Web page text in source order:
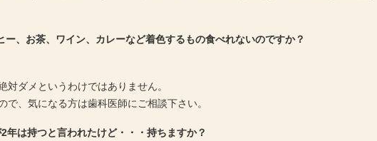
、お茶、ワイン、カレーなど着色するもの食べれないのですか？
ダメというわけではありません。
で、気になる方は歯科医師にご相談下さい。
は持つと言われたけど・・・持ちますか？